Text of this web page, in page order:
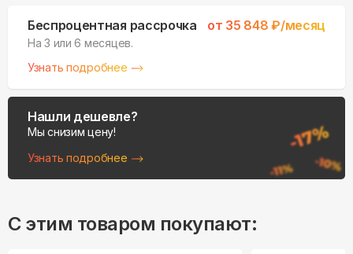
Беспроцентная рассрочка от 35 848 ₽/месяц
На 3 или 6 месяцев.
Узнать подробнее
Нашли дешевле?
Мы снизим цену!
Узнать подробнее
С этим товаром покупают: